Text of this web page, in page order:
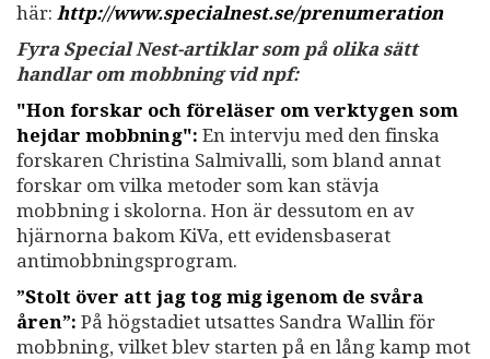
här: http://www.specialnest.se/prenumeration
Fyra Special Nest-artiklar som på olika sätt
handlar om mobbning vid npf:
"Hon forskar och föreläser om verktygen som
hejdar mobbning": En intervju med den finska
forskaren Christina Salmivalli, som bland annat
forskar om vilka metoder som kan stävja
mobbning i skolorna. Hon är dessutom en av
hjärnorna bakom KiVa, ett evidensbaserat
antimobbningsprogram.
”Stolt över att jag tog mig igenom de svåra
åren”: På högstadiet utsattes Sandra Wallin för
mobbning, vilket blev starten på en lång kamp mot